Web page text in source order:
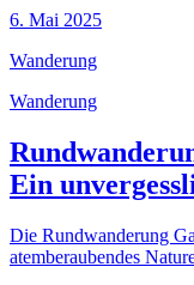
6. Mai 2025
Wanderung
Wanderung
Ein
Die Rundwanderung
atemberaubendes